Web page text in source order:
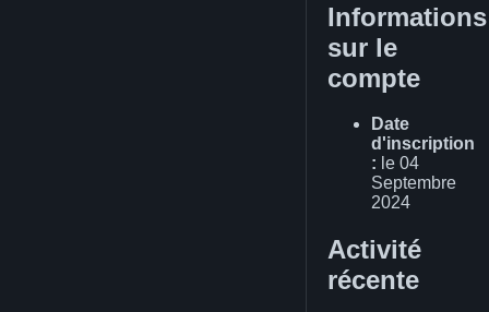
Informations
sur le
compte
Date
d'inscription
: le 04
Septembre
2024
Activité
récente